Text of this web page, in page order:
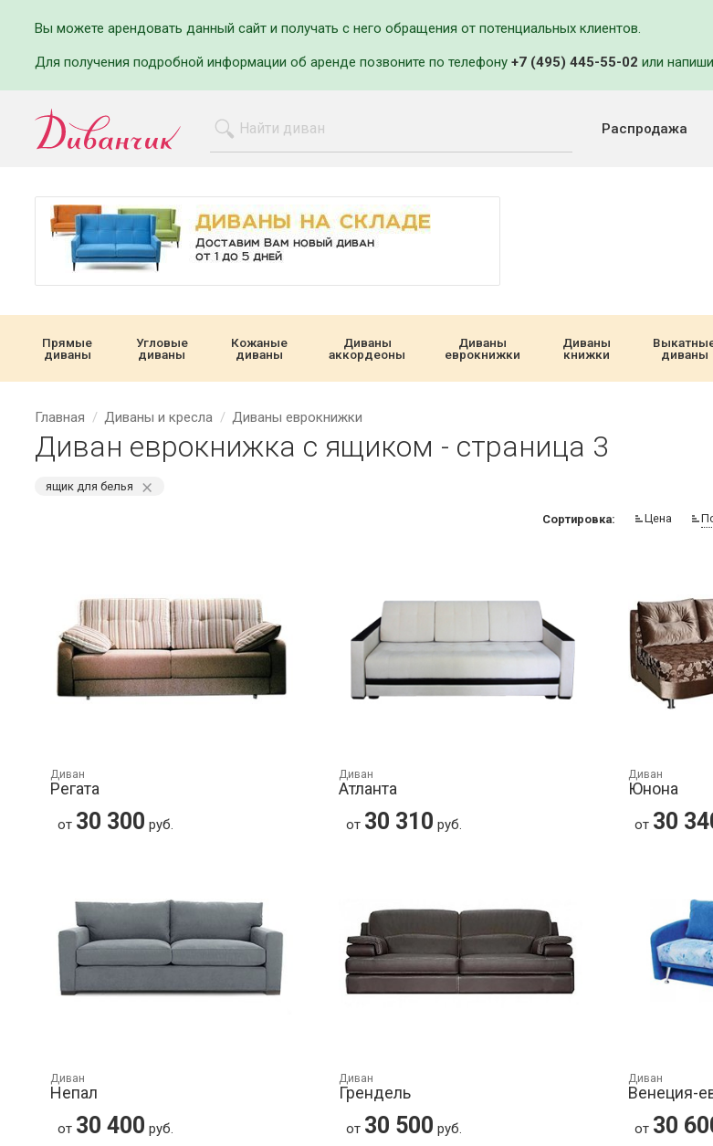
Вы можете арендовать данный сайт и получать с него обращения от потенциальных клиентов.
Для получения подробной информации об аренде позвоните по телефону +7 (495) 445-55-02 или
Распродажа
Прямые
диваны
Угловые
диваны
Кожаные
диваны
Диваны
аккордеоны
Диваны
еврокнижки
Диваны
книжки
диваны
Главная Диваны и кресла Диваны еврокнижки
Диван еврокнижка с ящиком - страница 3
ящик для белья ⨯
Сортировка: Цена
Диван
Регата
от 30 300 руб.
Диван
Атланта
от 30 310 руб.
Диван
Юнона
от 30
Диван
Непал
от 30 400 руб.
Диван
Грендель
от 30 500 руб.
Диван
Венеция-
от 30